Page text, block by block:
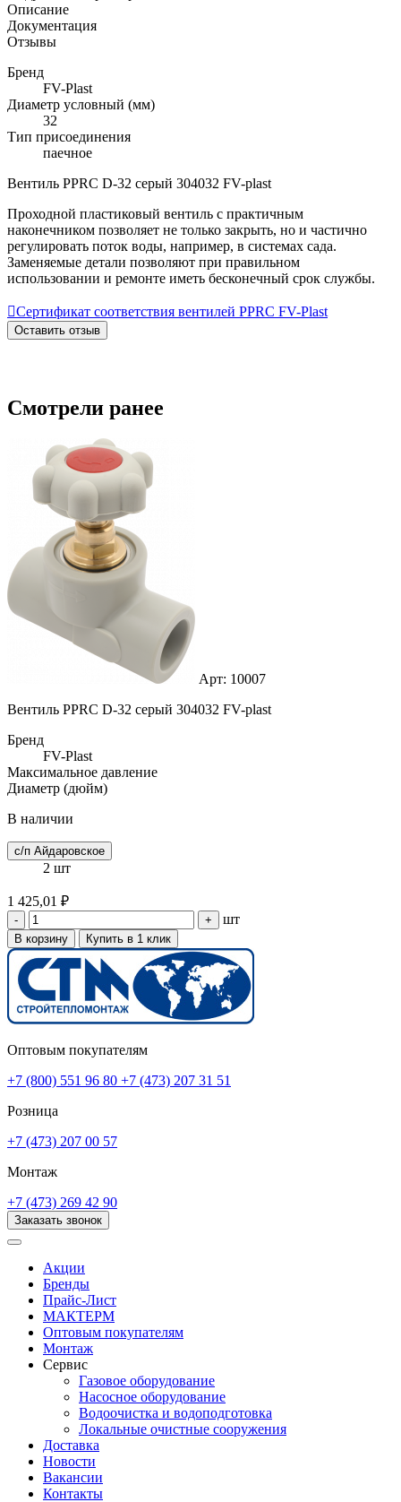
Описание
Документация
Отзывы
Бренд
FV-Plast
Диаметр условный (мм)
32
Тип присоединения
паечное
Вентиль PPRC D-32 серый 304032 FV-plast
Проходной пластиковый вентиль с практичным
наконечником позволяет не только закрыть, но и частично
регулировать поток воды, например, в системах сада.
Заменяемые детали позволяют при правильном
использовании и ремонте иметь бесконечный срок службы.
Сертификат соответствия вентилей PPRC FV-Plast
Оставить отзыв
Смотрели ранее
Арт: 10007
Вентиль PPRC D-32 серый 304032 FV-plast
Бренд
FV-Plast
Максимальное давление
Диаметр (дюйм)
В наличии
с/п Айдаровское
2 шт
1 425,01 ₽
- + шт
В корзину Купить в 1 клик
Оптовым покупателям
+7 (800) 551 96 80 +7 (473) 207 31 51
Розница
+7 (473) 207 00 57
Монтаж
+7 (473) 269 42 90
Заказать звонок
Акции
Бренды
Прайс-Лист
МАКТЕРМ
Оптовым покупателям
Монтаж
Сервис
Газовое оборудование
Насосное оборудование
Водоочистка и водоподготовка
Локальные очистные сооружения
Доставка
Новости
Вакансии
Контакты